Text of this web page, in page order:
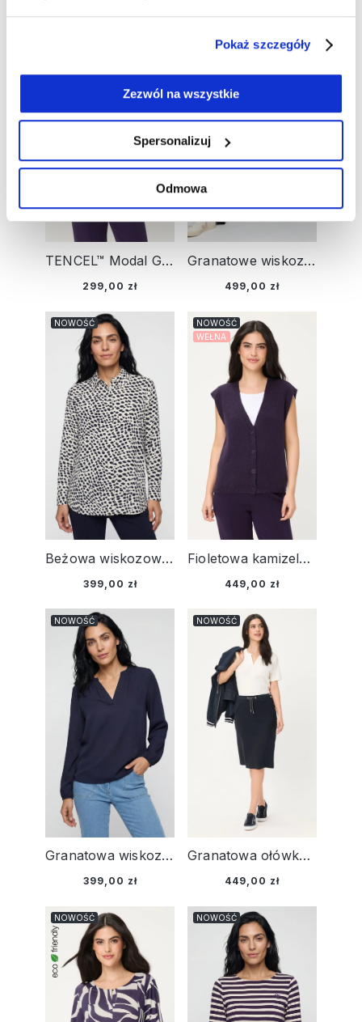
Pokaż szczegóły
Zezwól na wszystkie
Spersonalizuj
Odmowa
TENCEL™ Modal Granatowa bluzka damska Hannah w kwiaty - Smart Casual
299,00 zł
Granatowe wiskozowe spodnie damskie Anna Wide - Smart Casual
499,00 zł
Beżowa wiskozowa koszula damska w granatowe kropki - Smart Casual
399,00 zł
NOWOŚĆ
Fioletowa kamizelka damska Henny - Smart Casual
449,00 zł
NOWOŚĆ
WEŁNA
Granatowa wiskozowa koszula damska - Smart Casual
399,00 zł
NOWOŚĆ
Granatowa ołówkowa spódnica damska - Smart Casual
449,00 zł
NOWOŚĆ
NOWOŚĆ NOWOŚĆ